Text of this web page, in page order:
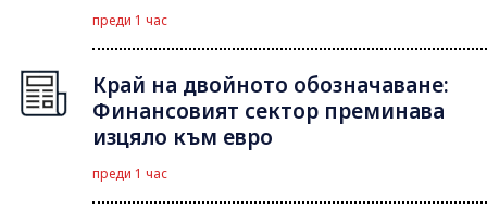
преди 1 час
Край на двойното обозначаване:
Финансовият сектор преминава
изцяло към евро
преди 1 час